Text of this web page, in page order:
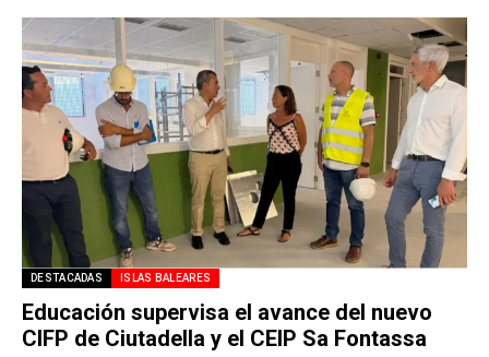
DESTACADAS ISLAS BALEARES
Educación supervisa el avance del nuevo
CIFP de Ciutadella y el CEIP Sa Fontassa